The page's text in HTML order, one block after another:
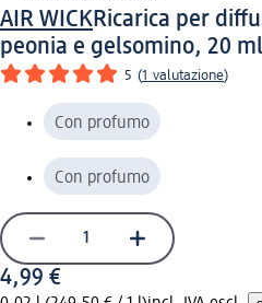
AIR WICKRicarica per
peonia e gelsomino, 20 ml
5 (1 valutazione)
Con profumo
Con profumo
4,99 €